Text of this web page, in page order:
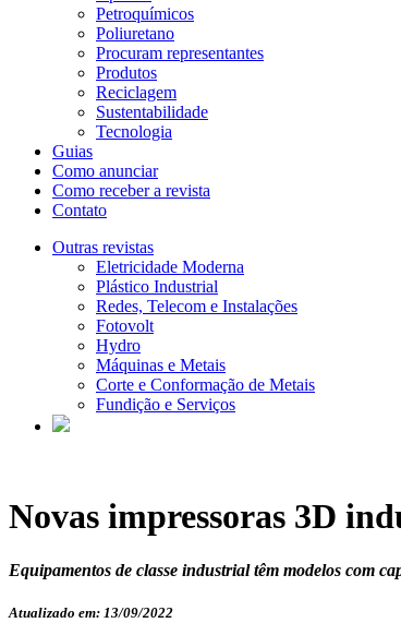
Petroquímicos
Poliuretano
Procuram representantes
Produtos
Reciclagem
Sustentabilidade
Tecnologia
Guias
Como anunciar
Como receber a revista
Contato
Outras revistas
Eletricidade Moderna
Plástico Industrial
Redes, Telecom e Instalações
Fotovolt
Hydro
Máquinas e Metais
Corte e Conformação de Metais
Fundição e Serviços
Novas impressoras 3D
Equipamentos de classe industrial têm modelos com
Atualizado em: 13/09/2022